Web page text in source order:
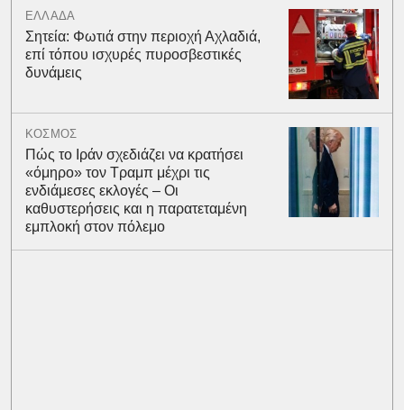
ΕΛΛΑΔΑ
Σητεία: Φωτιά στην περιοχή Αχλαδιά,
επί τόπου ισχυρές πυροσβεστικές
δυνάμεις
ΚΟΣΜΟΣ
Πώς το Ιράν σχεδιάζει να κρατήσει
«όμηρο» τον Τραμπ μέχρι τις
ενδιάμεσες εκλογές – Οι
καθυστερήσεις και η παρατεταμένη
εμπλοκή στον πόλεμο